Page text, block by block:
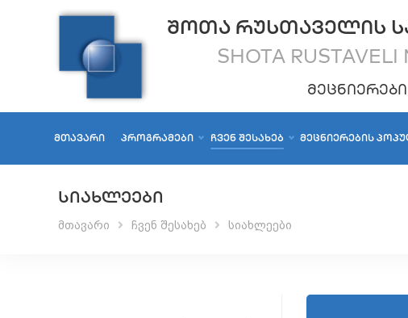
ᲨᲝᲗᲐ ᲠᲣᲡᲗᲐᲕᲔᲚᲘᲡ
SHOTA
ᲛᲗᲐᲕᲐᲠᲘ ᲞᲠᲝᲒᲠᲐᲛᲔᲑᲘ ᲩᲕᲔᲜ ᲨᲔᲡᲐᲮᲔᲑ ᲛᲔᲪᲜᲘᲔᲠᲔᲑᲘᲡ
ᲡᲘᲐᲮᲚᲔᲔᲑᲘ
მთავარი ჩვენ შესახებ სიახლეები